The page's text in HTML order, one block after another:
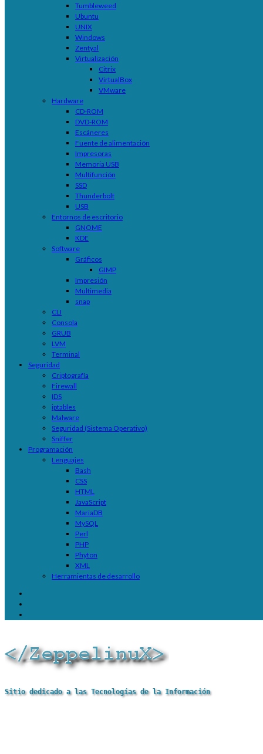
Tumbleweed
Ubuntu
UNIX
Windows
Zentyal
Virtualización
Citrix
VirtualBox
VMware
Hardware
CD-ROM
DVD-ROM
Escáneres
Fuente de alimentación
Impresoras
Memoria USB
Multifunción
SSD
Thunderbolt
USB
Entornos de escritorio
GNOME
KDE
Software
Gráficos
GIMP
Impresión
Multimedia
snap
CLI
Consola
GRUB
LVM
Terminal
Seguridad
Criptografía
Firewall
IDS
iptables
Malware
Seguridad (Sistema Operativo)
Sniffer
Programación
Lenguajes
Bash
CSS
HTML
JavaScript
MariaDB
MySQL
Perl
PHP
Phyton
XML
Herramientas de desarrollo
Sitio dedicado a las Tecnologías de la Información